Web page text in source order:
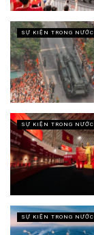
SỰ KIỆN TRONG NƯỚC
SỰ KIỆN TRONG NƯỚC
SỰ KIỆN TRONG NƯỚC